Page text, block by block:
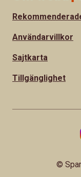
Användarvillkor
Sajtkarta
Tillgänglighet
©